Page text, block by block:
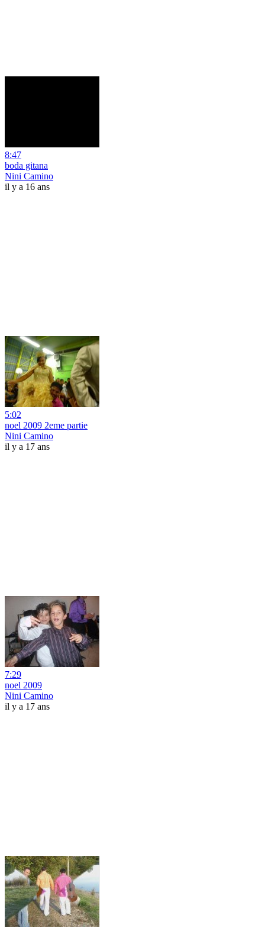
8:47
boda gitana
Nini Camino
il y a 16 ans
5:02
noel 2009 2eme partie
Nini Camino
il y a 17 ans
7:29
noel 2009
Nini Camino
il y a 17 ans